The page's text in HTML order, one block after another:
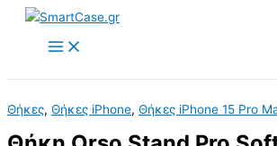
Skip
content
Θήκες, Θήκες iPhone, Θήκες iPhone 15 Pro